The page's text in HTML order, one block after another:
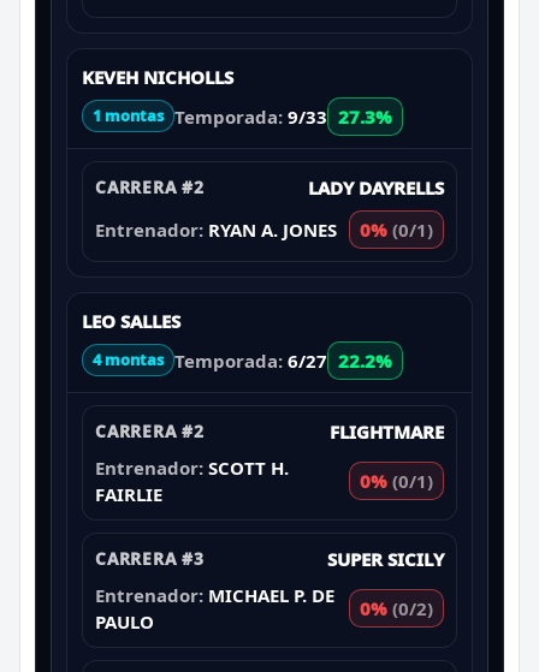
KEVEH NICHOLLS
1 montas Temporada: 9/33 27.3%
CARRERA #2
LADY DAYRELLS
Entrenador: RYAN A. JONES 0% (0/1)
LEO SALLES
4 montas Temporada: 6/27 22.2%
CARRERA #2
FLIGHTMARE
Entrenador: SCOTT H.
FAIRLIE
0% (0/1)
CARRERA #3
SUPER SICILY
Entrenador: MICHAEL P. DE
PAULO
0% (0/2)